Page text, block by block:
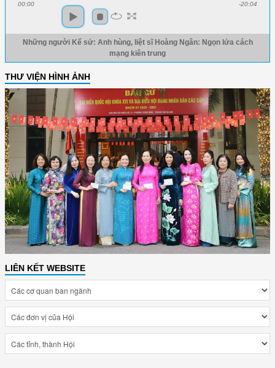
00:00 -20:04
Những người Kể sử: Anh hùng, liệt sĩ Hoàng Ngân: Ngọn lửa cách
mạng kiên trung
THƯ VIỆN HÌNH ẢNH
LIÊN KẾT WEBSITE